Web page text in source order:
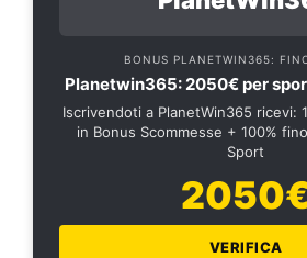
BONUS PLANETWIN365:
Planetwin365: 2050€ per
Iscrivendoti a PlanetWin365 ricevi:
in Bonus Scommesse + 100%
Sport
VERIFICA